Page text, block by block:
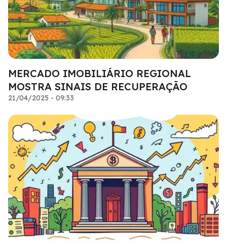
MERCADO IMOBILIÁRIO REGIONAL
MOSTRA SINAIS DE RECUPERAÇÃO
21/04/2025 - 09:33